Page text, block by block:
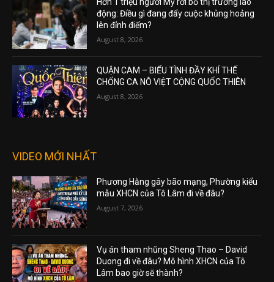
Hơn 1 triệu người Mỹ rời bỏ thị trường lao
động: Điều gì đang đẩy cuộc khủng hoảng
lên đỉnh điểm?
August 8, 2026
QUẬN CAM – BIỂU TÌNH ĐẦY KHÍ THẾ
CHỐNG CA NÔ VIỆT CỘNG QUỐC THIÊN
August 8, 2026
VIDEO MỚI NHẤT
Phương Hằng gây bão mạng, Phường kiểu
mẫu XHCN của Tô Lâm đi về đâu?
August 7, 2026
Vụ án tham nhũng Sheng Thao – David
Duong đi về đâu? Mô hình XHCN của Tô
Lâm bao giờ sẽ thành?